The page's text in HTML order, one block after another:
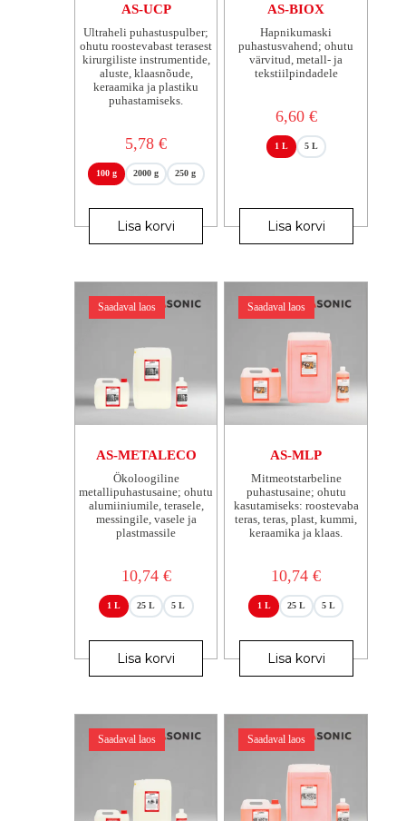
AS-UCP
Ultraheli puhastuspulber;
ohutu roostevabast terasest
kirurgiliste instrumentide,
aluste, klaasnõude,
keraamika ja plastiku
puhastamiseks.
5,78€
100 g 2000 g 250 g
Lisa korvi
tootel
on
Valikuid
saab
teha
AS-BIOX
Hapnikumaski
puhastusvahend; ohutu
värvitud, metall- ja
tekstiilpindadele
6,60 €
1 L 5 L
Lisa korvi
tootel
on
Valikuid
saab
teha
tootelehel.
Saadaval laos
AS-METALECO
Ökoloogiline
metallipuhastusaine; ohutu
alumiiniumile, terasele,
messingile, vasele ja
plastmassile
10,74 €
1 L 25 L 5 L
Lisa korvi
tootel
on
Valikuid
saab
teha
Saadaval laos
AS-MLP
Mitmeotstarbeline
puhastusaine; ohutu
kasutamiseks: roostevaba
teras, teras, plast, kummi,
keraamika ja klaas.
10,74€
1 L 25 L 5 L
Lisa korvi
tootel
on
Valikuid
saab
teha
tootelehel.
Saadaval laos Saadaval laos